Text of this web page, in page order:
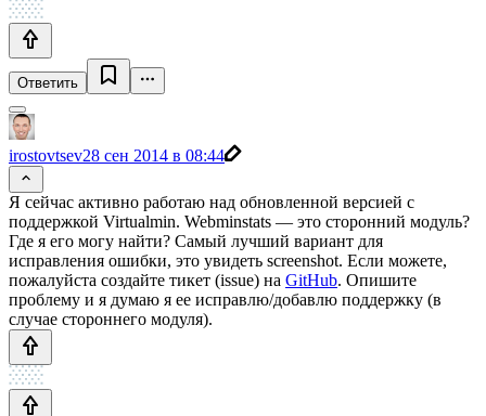
Ответить
irostovtsev28 сен 2014 в 08:44
Я сейчас активно работаю над обновленной версией с
поддержкой Virtualmin. Webminstats — это сторонний модуль?
Где я его могу найти? Самый лучший вариант для
исправления ошибки, это увидеть screenshot. Если можете,
пожалуйста создайте тикет (issue) на GitHub. Опишите
проблему и я думаю я ее исправлю/добавлю поддержку (в
случае стороннего модуля).